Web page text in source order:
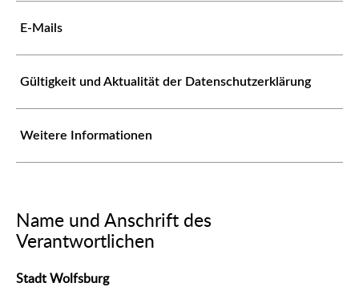
E-Mails
Gültigkeit und Aktualität der Datenschutzerklärung
Weitere Informationen
Name und Anschrift des
Verantwortlichen
Stadt Wolfsburg